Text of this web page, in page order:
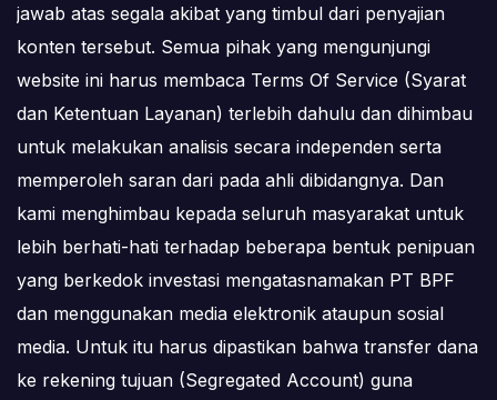
jawab atas segala akibat yang timbul dari penyajian
konten tersebut. Semua pihak yang mengunjungi
website ini harus membaca Terms Of Service (Syarat
dan Ketentuan Layanan) terlebih dahulu dan dihimbau
untuk melakukan analisis secara independen serta
memperoleh saran dari pada ahli dibidangnya. Dan
kami menghimbau kepada seluruh masyarakat untuk
lebih berhati-hati terhadap beberapa bentuk penipuan
yang berkedok investasi mengatasnamakan PT BPF
dan menggunakan media elektronik ataupun sosial
media. Untuk itu harus dipastikan bahwa transfer dana
ke rekening tujuan (Segregated Account) guna